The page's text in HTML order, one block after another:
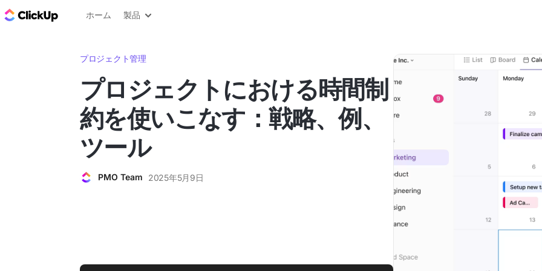
ClickUp ブログ
ホーム 製品
プロジェクト管理
プロジェクトにおける時間制
約を使いこなす：戦略、例、
ツール
PMO Team 2025年5月9日